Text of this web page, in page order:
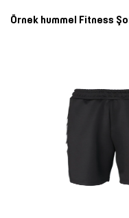
Örnek hummel Fitness